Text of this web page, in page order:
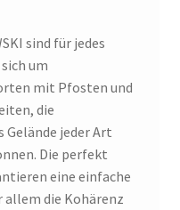
sind für jedes
um
mit Pfosten und
die
jeder Art
Die perfekt
eine einfache
allem die Kohärenz